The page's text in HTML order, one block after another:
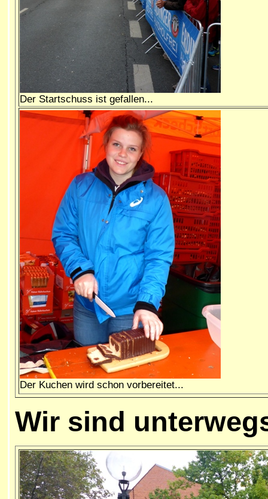
Der Startschuss ist gefallen...
Der Kuchen wird schon vorbereitet...
Wir sind